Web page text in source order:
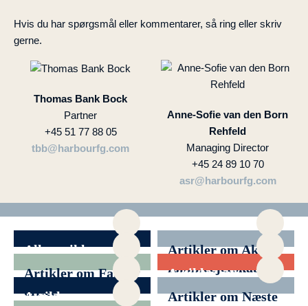
Hvis du har spørgsmål eller kommentarer, så ring eller skriv
gerne.
Thomas Bank Bock
Partner
+45 51 77 88 05
tbb@harbourfg.com
Anne-Sofie van den Born
Rehfeld
Managing Director
+45 24 89 10 70
asr@harbourfg.com
Alle artikler
Artikler om Aktivt
familieejerskab
Artikler om Family
office
Artikler om
Filantropi
Artikler om
Artikler om Næste